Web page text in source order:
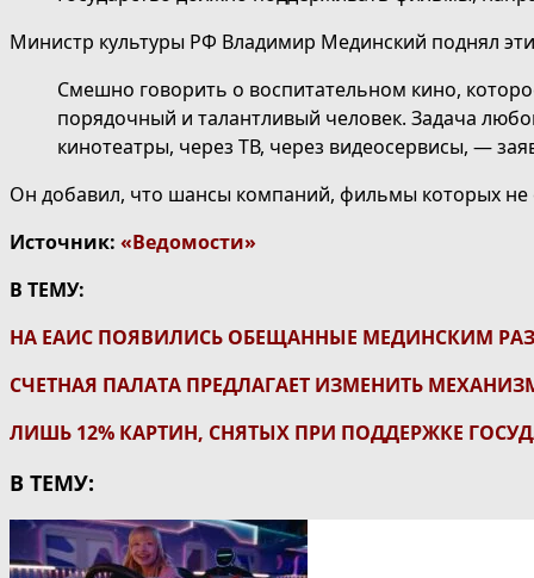
Министр культуры РФ Владимир Мединский поднял
Смешно говорить о воспитательном кино,
порядочный и талантливый человек. Задача
кинотеатры, через ТВ, через видеосервисы, —
Он добавил, что шансы компаний, фильмы которых не
Источник: «Ведомости»
В ТЕМУ:
НА ЕАИС ПОЯВИЛИСЬ ОБЕЩАННЫЕ МЕДИНСКИМ
СЧЕТНАЯ ПАЛАТА ПРЕДЛАГАЕТ ИЗМЕНИТЬ
ЛИШЬ 12% КАРТИН, СНЯТЫХ ПРИ ПОДДЕРЖКЕ
В ТЕМУ: